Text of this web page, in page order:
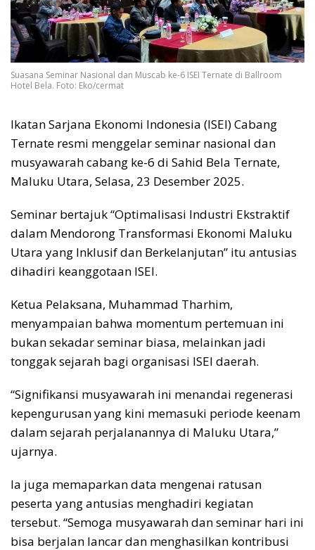
Suasana Seminar Nasional dan Muscab ke-6 ISEI Ternate di Ballroom
Hotel Bela. Foto: Eko/cermat
Ikatan Sarjana Ekonomi Indonesia (ISEI) Cabang
Ternate resmi menggelar seminar nasional dan
musyawarah cabang ke-6 di Sahid Bela Ternate,
Maluku Utara, Selasa, 23 Desember 2025.
Seminar bertajuk “Optimalisasi Industri Ekstraktif
dalam Mendorong Transformasi Ekonomi Maluku
Utara yang Inklusif dan Berkelanjutan” itu antusias
dihadiri keanggotaan ISEI.
Ketua Pelaksana, Muhammad Tharhim,
menyampaian bahwa momentum pertemuan ini
bukan sekadar seminar biasa, melainkan jadi
tonggak sejarah bagi organisasi ISEI daerah.
“Signifikansi musyawarah ini menandai regenerasi
kepengurusan yang kini memasuki periode keenam
dalam sejarah perjalanannya di Maluku Utara,”
ujarnya.
Ia juga memaparkan data mengenai ratusan
peserta yang antusias menghadiri kegiatan
tersebut. “Semoga musyawarah dan seminar hari ini
bisa berjalan lancar dan menghasilkan kontribusi